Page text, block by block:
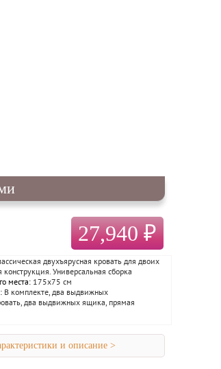
двухъярусная кровать для двоих
конструкция. Универсальная сборка
места: 175х75 см
В комплекте, два выдвижных
два выдвижных ящика, прямая
и описание >
27,940 ₽